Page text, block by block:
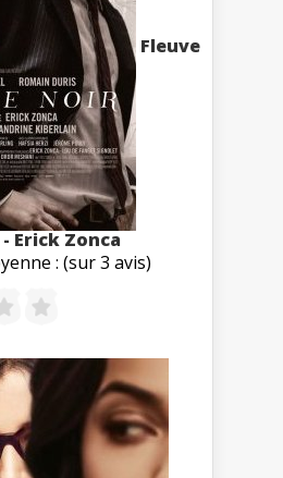
Fleuve
Erick Zonca
: (sur 3 avis)